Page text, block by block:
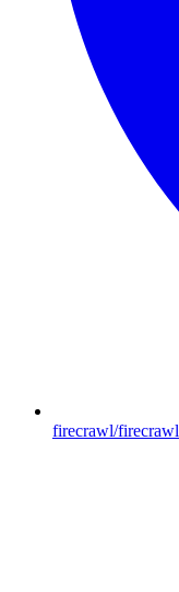
firecrawl/firecrawl